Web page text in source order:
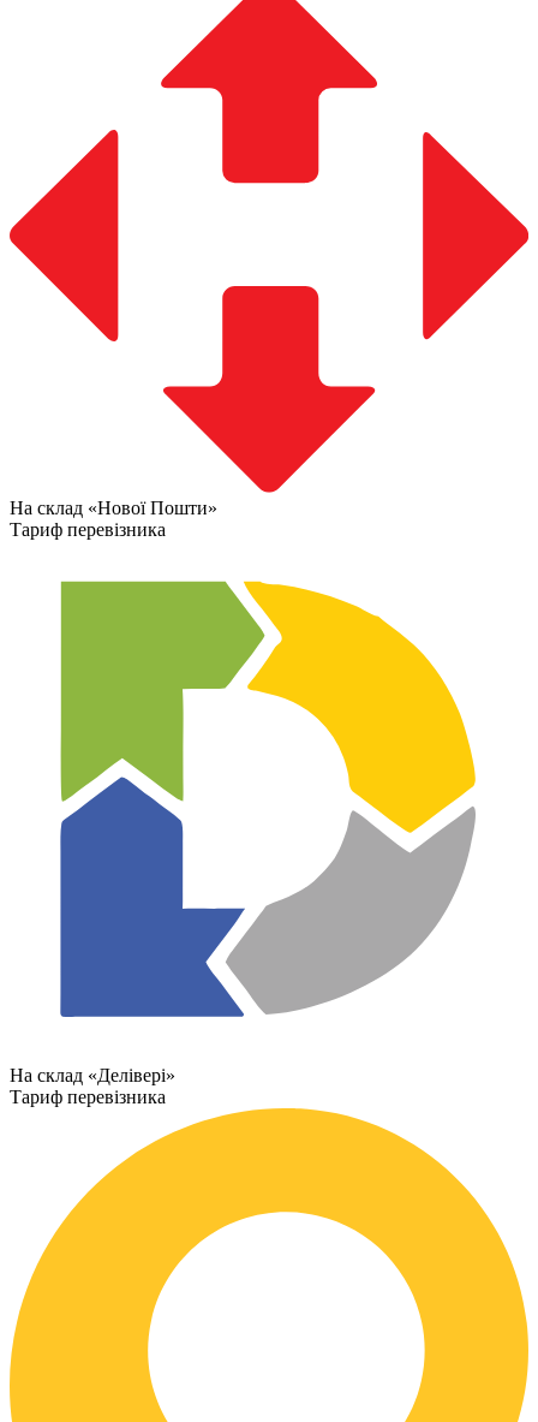
На склад «Нової Пошти»
Тариф перевізника
На склад «Делівері»
Тариф перевізника